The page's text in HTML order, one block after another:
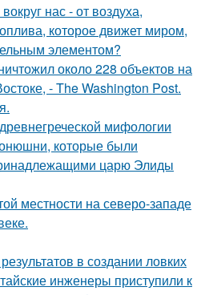
нас - от воздуха,
которое движет миром,
элементом?
около 228 объектов на
- The Washington Post.
мифологии
которые были
царю Элиды
местности на северо-западе
в создании ловких
инженеры приступили к